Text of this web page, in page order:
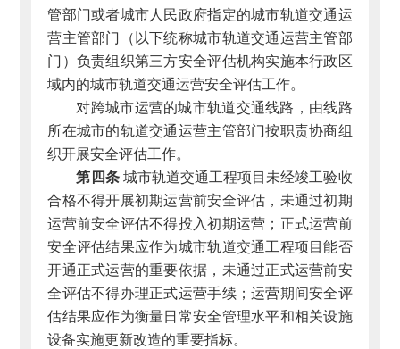
管部门或者城市人民政府指定的城市轨道交通运
营主管部门（以下统称城市轨道交通运营主管部
门）负责组织第三方安全评估机构实施本行政区
域内的城市轨道交通运营安全评估工作。
对跨城市运营的城市轨道交通线路，由线路
所在城市的轨道交通运营主管部门按职责协商组
织开展安全评估工作。
第四条城市轨道交通工程项目未经竣工验收
合格不得开展初期运营前安全评估，未通过初期
运营前安全评估不得投入初期运营；正式运营前
安全评估结果应作为城市轨道交通工程项目能否
开通正式运营的重要依据，未通过正式运营前安
全评估不得办理正式运营手续；运营期间安全评
估结果应作为衡量日常安全管理水平和相关设施
设备实施更新改造的重要指标。